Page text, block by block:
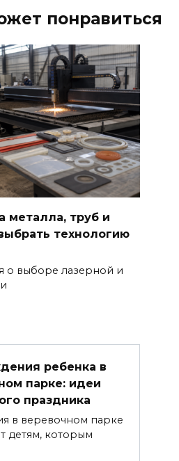
понравиться
металла, труб и
технологию
о выборе лазерной и
ребенка в
парке: идеи
праздника
в веревочном парке
детям, которым